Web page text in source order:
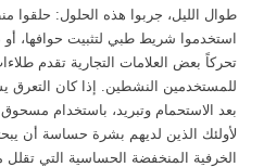
طوال الليل، جربوا هذه الحلول: حلقوا
استخدموا شريط طبي لتثبيت حوافها،
تحركاً بعض العلامات التجارية تقدم
للمستخدمين النشطين. إذا كان التعرق
بعد الاستحمام وتبريد، باستخدام
لأولئك الذين لديهم بشرة حساسة أن
الخرفية المنخفضة الحساسية التي تقلل